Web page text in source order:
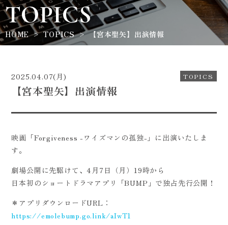
WORKSHOP
CONTACT
TOPICS
HOME TOPICS 【宮本聖矢】出演情報
2025.04.07(月) TOPICS
【宮本聖矢】出演情報
映画「Forgiveness -ワイズマンの孤独-」に出演いたしま
す。
劇場公開に先駆けて、4月7日（月）19時から
日本初のショートドラマアプリ「BUMP」で独占先行公開！
＊アプリダウンロードURL：
https://emolebump.go.link/aIwT1